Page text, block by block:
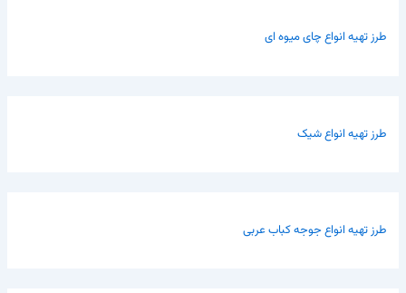
طرز تهیه انواع چای میوه ای
طرز تهیه انواع شیک
طرز تهیه انواع جوجه کباب عربی